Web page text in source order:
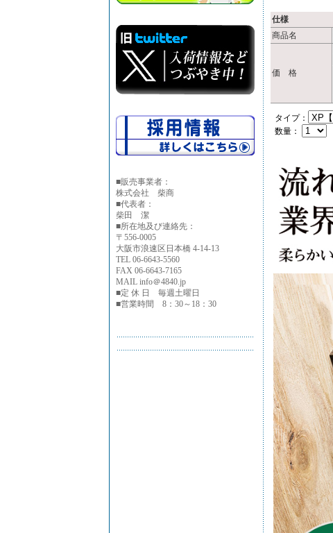
■販売事業者：
株式会社 柴商
■代表者：
柴田 潔
■所在地及び連絡先：
〒556-0005
大阪市浪速区日本橋 4-14-13
TEL 06-6643-5560
FAX 06-6643-7165
MAIL info＠4840.jp
■定 休 日 毎週土曜日
■営業時間 8：30～18：30
仕様
商品名
価 格
タイプ：
数量：